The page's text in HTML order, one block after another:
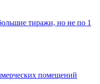
тиражи, но не по 1
помещений